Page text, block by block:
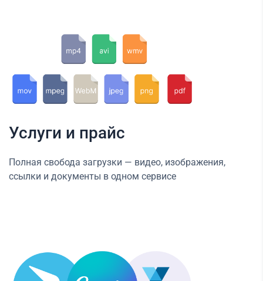
Услуги и прайс
Полная свобода загрузки — видео, изображения,
ссылки и документы в одном сервисе